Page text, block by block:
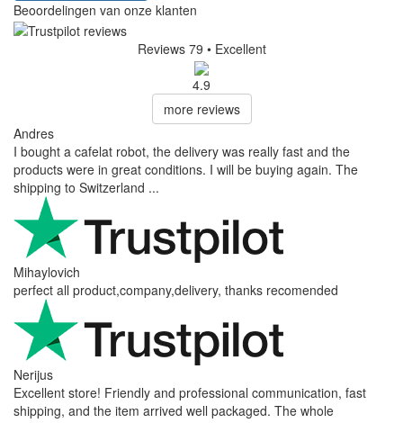
Beoordelingen van onze klanten
Reviews 79 • Excellent
4.9
more reviews
Andres
I bought a cafelat robot, the delivery was really fast and the
products were in great conditions. I will be buying again. The
shipping to Switzerland ...
Mihaylovich
perfect all product,company,delivery, thanks recomended
Nerijus
Excellent store! Friendly and professional communication, fast
shipping, and the item arrived well packaged. The whole